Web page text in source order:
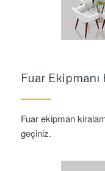
Fuar Ekipmanı
Fuar ekipman
geçiniz.